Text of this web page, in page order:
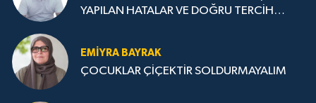
YAPILAN HATALAR VE DOĞRU TERCİH
EMIYRA BAYRAK
ÇOCUKLAR ÇİÇEKTİR SOLDURMAYALIM